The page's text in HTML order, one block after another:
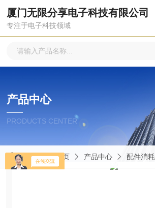
厦门无限分享电子科技有限公司
专注于电子科技领域
产品中心
PRODUCTS CENTER
当前位置：首页 产品中心 配件消耗